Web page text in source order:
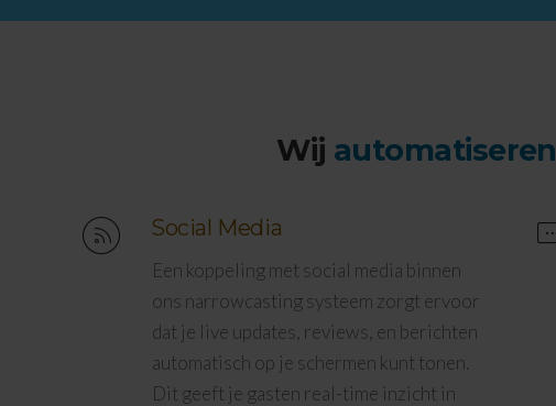
Wij automatiseren
Social Media
Een koppeling met social media binnen
ons narrowcasting systeem zorgt ervoor
dat je live updates, reviews, en berichten
automatisch op je schermen kunt tonen.
Dit geeft je gasten real-time inzicht in